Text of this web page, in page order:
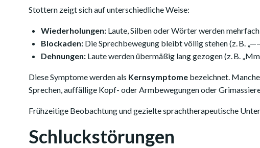
Stottern zeigt sich auf unterschiedliche Weise:
Wiederholungen: Laute, Silben oder Wörter werden
Blockaden: Die Sprechbewegung bleibt völlig stehen (z. B.
Dehnungen: Laute werden übermäßig lang gezogen (z. B.
Diese Symptome werden als Kernsymptome bezeichnet.
Sprechen, auffällige Kopf- oder Armbewegungen oder
Frühzeitige Beobachtung und gezielte sprachtherapeutische
Schluckstörungen